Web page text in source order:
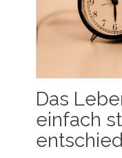
Das
einfach